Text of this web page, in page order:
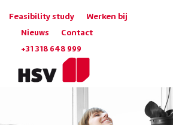
Feasibility study Werken bij
Nieuws Contact
+31 318 648 999